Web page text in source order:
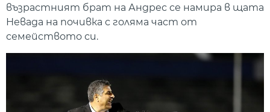
възрастният брат на Андрес се намира в щата
Невада на почивка с голяма част от
семейството си.